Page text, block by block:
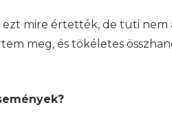
mire értették, de tuti
meg, és tökéletes